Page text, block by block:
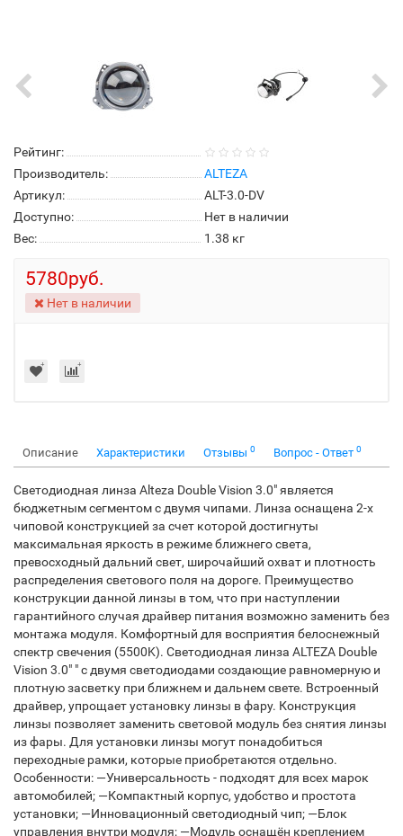
Рейтинг:
Производитель:
ALTEZA
Артикул:
ALT-3.0-DV
Доступно:
Нет в наличии
Вес:
1.38 кг
5780руб.
Нет в наличии
Описание Характеристики Отзывы 0 Вопрос - Ответ 0
Светодиодная линза Alteza Double Vision 3.0" является
бюджетным сегментом с двумя чипами. Линза оснащена 2-х
чиповой конструкцией за счет которой достигнуты
максимальная яркость в режиме ближнего света,
превосходный дальний свет, широчайший охват и плотность
распределения светового поля на дороге. Преимущество
конструкции данной линзы в том, что при наступлении
гарантийного случая драйвер питания возможно заменить без
монтажа модуля. Комфортный для восприятия белоснежный
спектр свечения (5500K). Светодиодная линза ALTEZA Double
Vision 3.0" " с двумя светодиодами создающие равномерную и
плотную засветку при ближнем и дальнем свете. Встроенный
драйвер, упрощает установку линзы в фару. Конструкция
линзы позволяет заменить световой модуль без снятия линзы
из фары. Для установки линзы могут понадобиться
переходные рамки, которые приобретаются отдельно.
Особенности: —Универсальность - подходят для всех марок
автомобилей; —Компактный корпус, удобство и простота
установки; —Инновационный светодиодный чип; —Блок
управления внутри модуля; —Модуль оснащён креплением